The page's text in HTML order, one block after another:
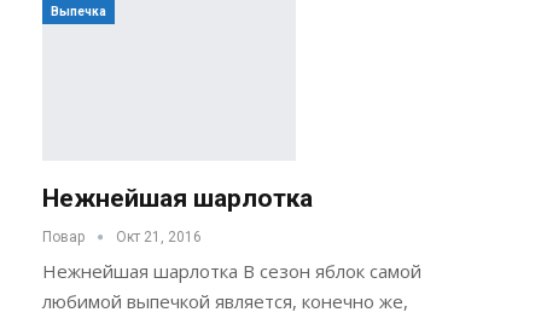
Выпечка
Нежнейшая шарлотка
Повар Окт 21, 2016
Нежнейшая шарлотка В сезон яблок самой
любимой выпечкой является, конечно же,